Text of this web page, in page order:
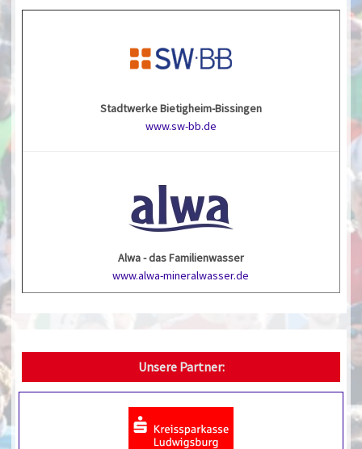
Stadtwerke Bietigheim-Bissingen
www.sw-bb.de
Alwa - das Familienwasser
www.alwa-mineralwasser.de
Unsere Partner: